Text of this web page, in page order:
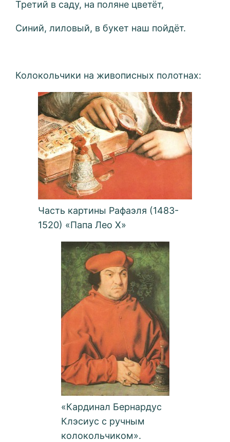
Третий в саду, на поляне цветёт,
Синий, лиловый, в букет наш пойдёт.
Колокольчики на живописных полотнах:
Часть картины Рафаэля (1483-
1520) «Папа Лео X»
«Кардинал Бернардус
Клэсиус с ручным
колокольчиком».